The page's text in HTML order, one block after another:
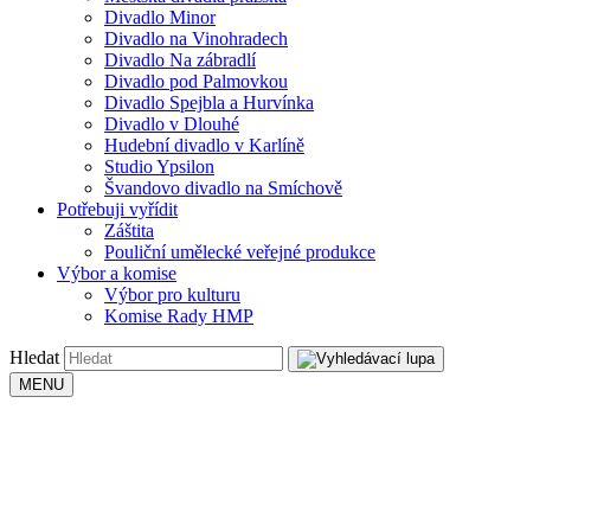
Divadlo Minor
Divadlo na Vinohradech
Divadlo Na zábradlí
Divadlo pod Palmovkou
Divadlo Spejbla a Hurvínka
Divadlo v Dlouhé
Hudební divadlo v Karlíně
Studio Ypsilon
Švandovo divadlo na Smíchově
Potřebuji vyřídit
Záštita
Pouliční umělecké veřejné produkce
Výbor a komise
Výbor pro kulturu
Komise Rady HMP
Hledat
MENU